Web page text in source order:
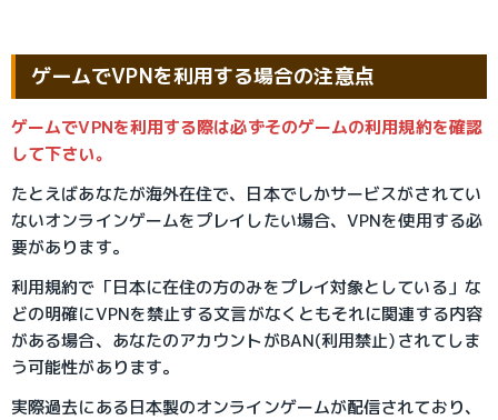
ゲームでVPNを利用する場合の注意点
ゲームでVPNを利用する際は必ずそのゲームの利用規約を確認
して下さい。
たとえばあなたが海外在住で、日本でしかサービスがされてい
ないオンラインゲームをプレイしたい場合、VPNを使用する必
要があります。
利用規約で「日本に在住の方のみをプレイ対象としている」な
どの明確にVPNを禁止する文言がなくともそれに関連する内容
がある場合、あなたのアカウントがBAN(利用禁止)されてしま
う可能性があります。
実際過去にある日本製のオンラインゲームが配信されており、